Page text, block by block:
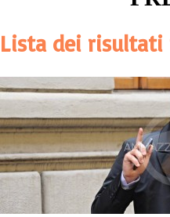
Lista dei